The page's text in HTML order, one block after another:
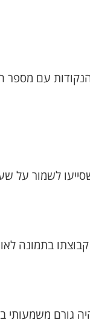
עם מספר
לשמור על
בתמונה
גורם